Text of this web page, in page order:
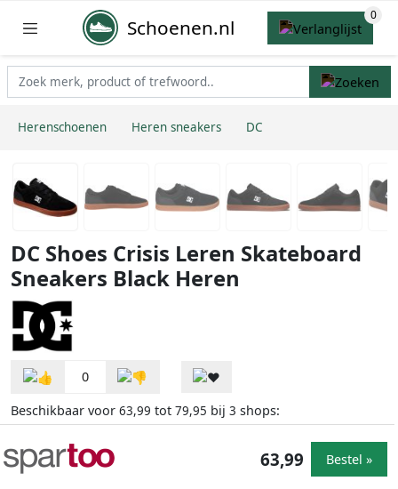
Schoenen.nl
Herenschoenen Heren sneakers DC
DC Shoes Crisis Leren Skateboard
Sneakers Black Heren
0
Beschikbaar voor 63,99 tot 79,95 bij 3 shops:
63,99 Bestel »